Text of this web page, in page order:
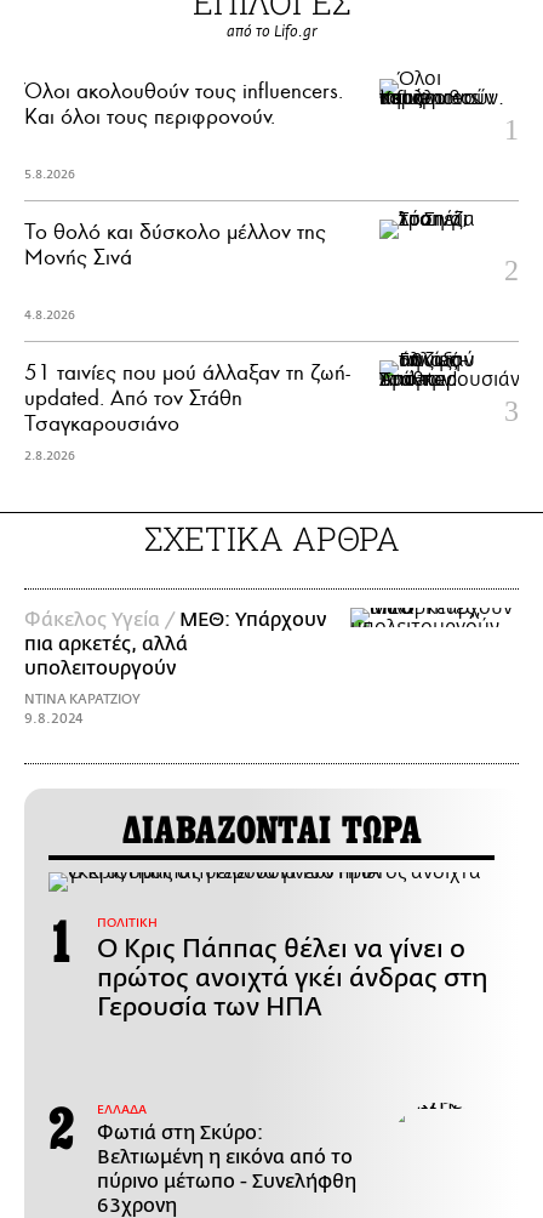
από το Lifo.gr
Όλοι ακολουθούν τους influencers.
Και όλοι τους περιφρονούν.
5.8.2026
Το θολό και δύσκολο μέλλον της
Μονής Σινά
4.8.2026
51 ταινίες που μού άλλαξαν τη ζωή-
updated. Aπό τον Στάθη
Τσαγκαρουσιάνο
2.8.2026
ΣΧΕΤΙΚΑ ΑΡΘΡΑ
Φάκελος Υγεία / ΜΕΘ: Υπάρχουν
πια αρκετές, αλλά
υπολειτουργούν
ΝΤΙΝΑ ΚΑΡΑΤΖΙΟΥ
9.8.2024
ΔΙΑΒΑΖΟΝΤΑΙ ΤΩΡΑ
ΠΟΛΙΤΙΚΗ
Ο Κρις Πάππας θέλει να γίνει ο
πρώτος ανοιχτά γκέι άνδρας στη
Γερουσία των ΗΠΑ
ΕΛΛΑΔΑ
Φωτιά στη Σκύρο:
Βελτιωμένη η εικόνα από το
πύρινο μέτωπο - Συνελήφθη
63χρονη